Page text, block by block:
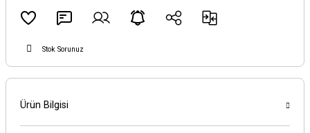
Stok Sorunuz
Ürün Bilgisi